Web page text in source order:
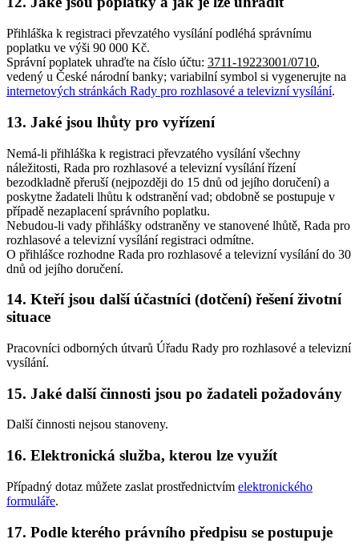
Přihláška k registraci převzatého vysílání podléhá správnímu
poplatku ve výši 90 000 Kč.
Správní poplatek uhraďte na číslo účtu: 3711-19223001/0710,
vedený u České národní banky; variabilní symbol si vygenerujte na
internetových stránkách Rady pro rozhlasové a televizní vysílání.
13. Jaké jsou lhůty pro vyřízení
Nemá-li přihláška k registraci převzatého vysílání všechny
náležitosti, Rada pro rozhlasové a televizní vysílání řízení
bezodkladně přeruší (nejpozději do 15 dnů od jejího doručení) a
poskytne žadateli lhůtu k odstranění vad; obdobně se postupuje v
případě nezaplacení správního poplatku.
Nebudou-li vady přihlášky odstraněny ve stanovené lhůtě, Rada pro
rozhlasové a televizní vysílání registraci odmítne.
O přihlášce rozhodne Rada pro rozhlasové a televizní vysílání do 30
dnů od jejího doručení.
14. Kteří jsou další účastníci (dotčení) řešení životní
situace
Pracovníci odborných útvarů Úřadu Rady pro rozhlasové a televizní
vysílání.
15. Jaké další činnosti jsou po žadateli požadovány
Další činnosti nejsou stanoveny.
16. Elektronická služba, kterou lze využít
Případný dotaz můžete zaslat prostřednictvím elektronického
formuláře.
17. Podle kterého právního předpisu se postupuje